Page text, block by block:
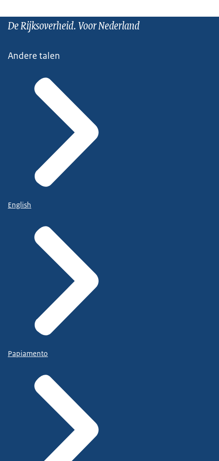
De Rijksoverheid. Voor Nederland
Andere talen
English
Papiamento